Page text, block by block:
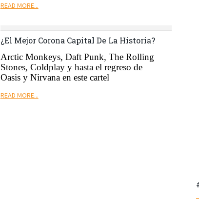
READ MORE...
¿El Mejor Corona Capital De La Historia?
Arctic Monkeys, DaftPunk, TheRolling
Stones, Coldplayy hasta el regreso de
Oasis y Nirvana en este cartel
READ MORE...